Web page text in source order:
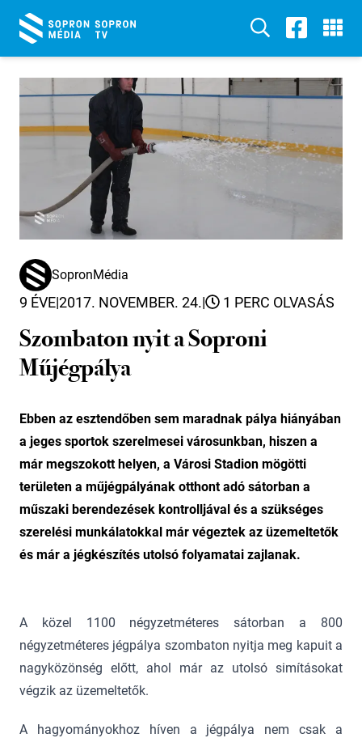
SopronMédia
9 ÉVE|2017. NOVEMBER. 24.| 1 PERC OLVASÁS
Szombaton nyit a Soproni
Műjégpálya
Ebben az esztendőben sem maradnak pálya hiányában
a jeges sportok szerelmesei városunkban, hiszen a
már megszokott helyen, a Városi Stadion mögötti
területen a műjégpályának otthont adó sátorban a
műszaki berendezések kontrolljával és a szükséges
szerelési munkálatokkal már végeztek az üzemeltetők
és már a jégkészítés utolsó folyamatai zajlanak.
A közel 1100 négyzetméteres sátorban a 800
négyzetméteres jégpálya szombaton nyitja meg kapuit a
nagyközönség előtt, ahol már az utolsó simításokat
végzik az üzemeltetők.
A hagyományokhoz híven a jégpálya nem csak a